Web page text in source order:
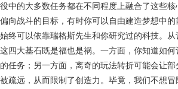
役中的大多数任务都在不同程度上融合了这些
偏向战斗的目标，有时你可以自由建造梦想中
始终可以依靠瑞格斯先生和你研究过的科技。
这四大基石既是福也是祸。一方面，你知道如
的任务；另一方面，离奇的玩法转折可能会让
被疏远，从而限制了创造力。毕竟，我们不想